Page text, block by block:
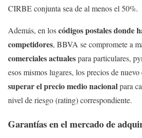
CIRBE conjunta sea de al menos el 50%.
Además, en loscódigos postales donde
competidores, BBVA se compromete a
comerciales actualespara particulares,
esos mismos lugares, los precios de
superar el precio medio nacionalpara
nivel de riesgo (rating) correspondiente.
Garantías en el mercado de